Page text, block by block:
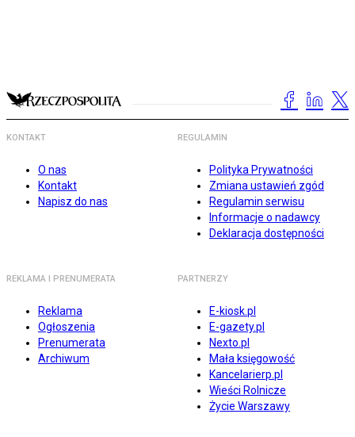
KONTAKT
O nas
Kontakt
Napisz do nas
REGULAMIN
Polityka Prywatności
Zmiana ustawień zgód
Regulamin serwisu
Informacje o nadawcy
Deklaracja dostępności
REKLAMA I PRENUMERATA
Reklama
Ogłoszenia
Prenumerata
Archiwum
PARTNERZY
E-kiosk.pl
E-gazety.pl
Nexto.pl
Mała księgowość
Kancelarierp.pl
Wieści Rolnicze
Życie Warszawy